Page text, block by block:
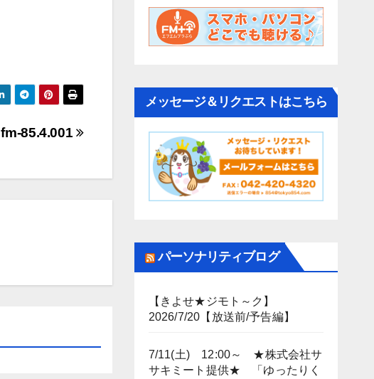
fm-85.4.001
メッセージ＆リクエストはこちら
パーソナリティブログ
【きよせ★ジモト～ク】
2026/7/20【放送前/予告編】
7/11(土) 12:00～ ★株式会社サ
サキミート提供★ 「ゆったりく